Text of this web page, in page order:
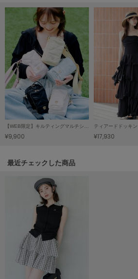
LAATO
ラート
le
ル
le coq sportif
ルコックスポルティフ
LeSportsac
レスポートサック
LILY BROWN
LILY BROWN Lingerie
LITTLE UNION TOKYO
リトルユニオン トウキョウ
made of Organics
メイドオブオーガニクス
MICHU COQUETTE
ミチュ コケット
【WEB限定】キルティングマルチショルダー/保冷機能付き
¥9,900 ¥17,930
関連記事
最近チェックした商品